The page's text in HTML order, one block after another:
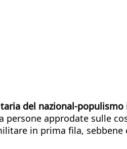
del nazional-
persone approdate sulle
in prima fila,